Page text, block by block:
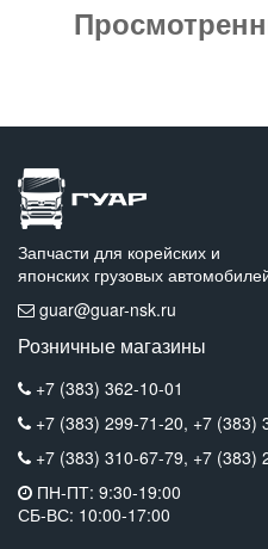
Запчасти для корейских и
японских грузовых
guar@guar-nsk.ru
Розничные магазины
+7 (383) 362-10-01
+7 (383) 299-71-20, +7 (383)
+7 (383) 310-67-79, +7 (383)
ПН-ПТ: 9:30-19:00
СБ-ВС: 10:00-17:00